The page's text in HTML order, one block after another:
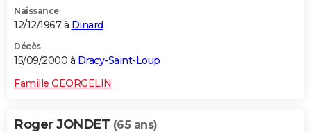
Naissance
12/12/1967 à Dinard
Décès
15/09/2000 à Dracy-Saint-Loup
Famille GEORGELIN
Roger JONDET (65 ans)